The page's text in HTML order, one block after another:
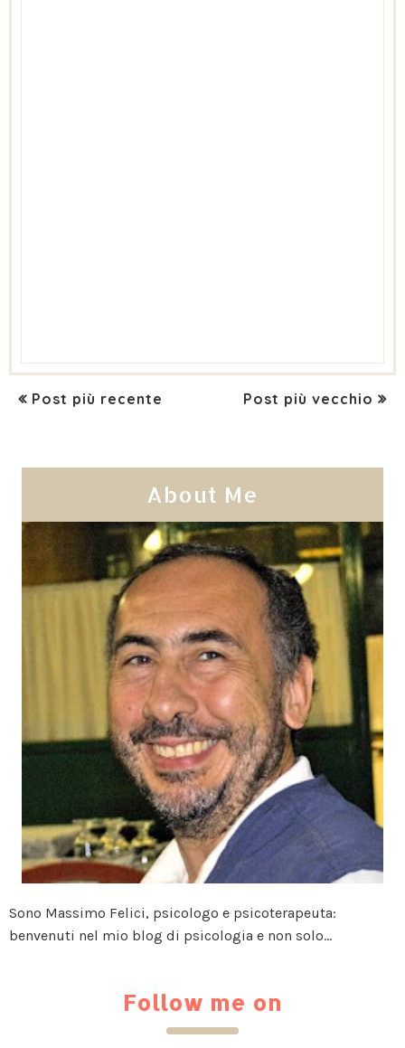
Post più recente Post più vecchio
About Me
Sono Massimo Felici, psicologo e psicoterapeuta:
benvenuti nel mio blog di psicologia e non solo...
Follow me on